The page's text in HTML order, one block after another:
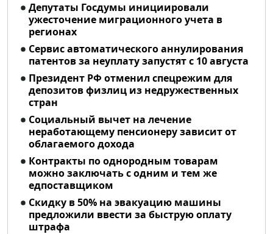
Депутаты Госдумы инициировали
ужесточение миграционного учета в
регионах
Сервис автоматического аннулирования
патентов за неуплату запустят с 10 августа
Президент РФ отменил спецрежим для
депозитов физлиц из недружественных
стран
Социальный вычет на лечение
неработающему пенсионеру зависит от
облагаемого дохода
Контракты по однородным товарам
можно заключать с одним и тем же
едпоставщиком
Скидку в 50% на эвакуацию машины
предложили ввести за быструю оплату
штрафа